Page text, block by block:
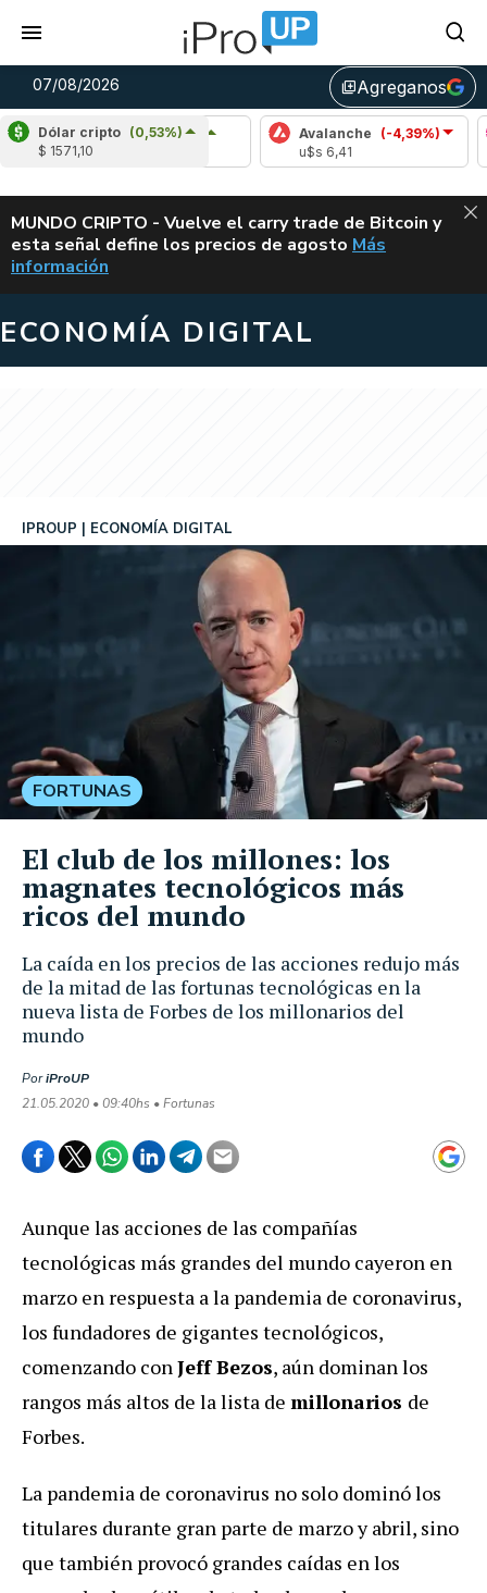
07/08/2026 library_addAgreganos
Dólar cripto (0,53%)
$ 1571,10
(6,63%)
Avalanche
(-4,39%)
Polkadot
ALERTA
MUNDO CRIPTO - Vuelve el carry trade de Bitcoin y
esta señal define los precios de agosto VUELVE EL
Más
información
ECONOMÍA DIGITAL
La caída en los precios de las acciones redujo más
de la mitad de las fortunas tecnológicas en la
nueva lista de Forbes de los millonarios del
mundo
IPROUP ECONOMÍA DIGITAL
PoriProUP
21.05.2020 • 09:40hs • Fortunas
FORTUNAS
El club de los millones: los
magnates tecnológicos más
ricos del mundo
Aunque las acciones de las compañías
tecnológicas más grandes del mundo cayeron en
marzo en respuesta a la pandemia de coronavirus,
los fundadores de gigantes tecnológicos,
comenzando conJeff Bezos, aún dominan los
rangos más altos de la lista de millonarios de
Forbes.
La pandemia de coronavirus no solo dominó los
titulares durante gran parte de marzo y abril, sino
que también provocó grandes caídas en los